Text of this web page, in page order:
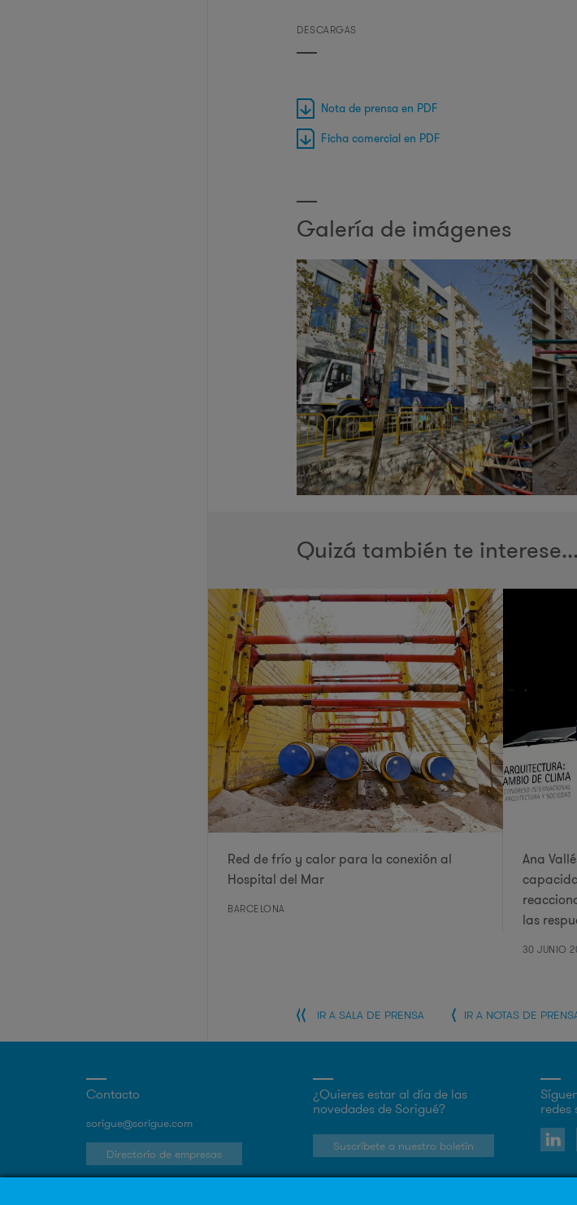
DESCARGAS
Nota de prensa en PDF
Ficha comercial en PDF
Galería de imágenes
Quizá también te interese...
Red de frío y calor para la conexión al
Hospital del Mar
BARCELONA
Ana
las
30 JUNIO
IR A SALA DE PRENSA IR A NOTAS DE
Contacto
sorigue@sorigue.com
Directorio de empresas
¿Quieres estar al día de las
novedades de Sorigué?
Suscríbete a nuestro boletín
redes